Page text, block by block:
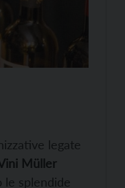
legate
Müller
le splendide